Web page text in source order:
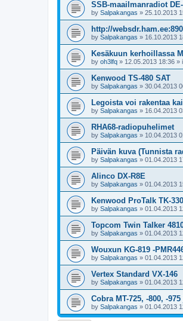
SSB-maailmanradiot
by Salpakangas » 25.10.2013
http://
by Salpakangas » 16.10.2013
Kesäkuun kerhoillassa
by oh3lfq » 12.05.2013 18:36 »
Kenwood TS-480 SAT
by Salpakangas » 30.04.2013
Legoista voi rakentaa
by Salpakangas » 16.04.2013
RHA68-radiopuhelimet
by Salpakangas » 10.04.2013
Päivän kuva (Tunnista
by Salpakangas » 01.04.2013
Alinco DX-R8E
by Salpakangas » 01.04.2013
Kenwood ProTalk TK-
by Salpakangas » 01.04.2013
Topcom Twin Talker
by Salpakangas » 01.04.2013
Wouxun KG-819 -
by Salpakangas » 01.04.2013
Vertex Standard VX-146
by Salpakangas » 01.04.2013
Cobra MT-725, -800, -
by Salpakangas » 01.04.2013